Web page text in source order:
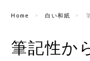
Home 白い和紙
筆記性か